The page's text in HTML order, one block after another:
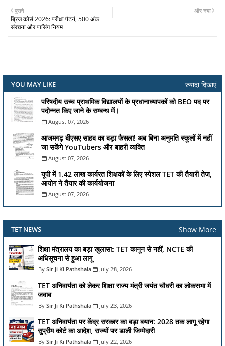
और नया
पुराने
ब्रिज कोर्स 2026: परीक्षा पैटर्न, 500 अंक
संरचना और पासिंग नियम
YOU MAY LIKE
ज़्यादा दिखाएं
परिषदीय उच्च प्राथमिक विद्यालयों के प्रधानाध्यापकों को BEO पद पर
पदोन्नत किए जाने के सम्बन्ध में।
August 07, 2026
आजमगढ़ बीएसए साहब का बड़ा फैसला! अब बिना अनुमति स्कूलों में नहीं
जा सकेंगे YouTubers और बाहरी व्यक्ति
August 07, 2026
यूपी में 1.42 लाख कार्यरत शिक्षकों के लिए स्पेशल TET की तैयारी तेज,
आयोग ने तैयार की कार्ययोजना
August 07, 2026
TET NEWS Show More
शिक्षा मंत्रालय का बड़ा खुलासा: TET कानून से नहीं, NCTE की
अधिसूचना से हुआ लागू
Sir Ji Ki Pathshala July 28, 2026
TET अनिवार्यता को लेकर शिक्षा राज्य मंत्री जयंत चौधरी का लोकसभा में
जवाब
Sir Ji Ki Pathshala July 23, 2026
TET अनिवार्यता पर केंद्र सरकार का बड़ा बयान: 2028 तक लागू रहेगा
सुप्रीम कोर्ट का आदेश, राज्यों पर डाली जिम्मेदारी
Sir Ji Ki Pathshala July 22, 2026